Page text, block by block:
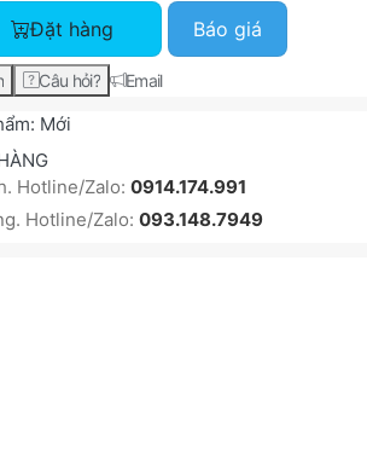
Cyan Original LaserJet Toner
Đặt hàng Báo giá
Câu hỏi? Email
Mới
Hotline/Zalo: 0914.174.991
Hotline/Zalo: 093.148.7949